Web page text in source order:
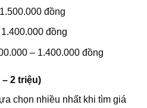
đồng
đồng
– 1.400.000 đồng
2 triệu)
chọn nhiều nhất khi tìm giá